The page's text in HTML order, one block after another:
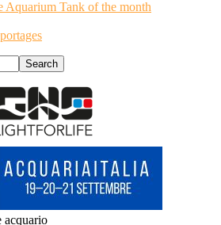
Aquarium Tank of the month
acquario